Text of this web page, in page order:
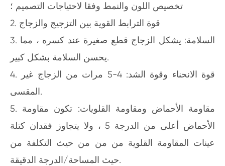
تخصيص اللون والنمط وفقا لاحتياجات التصميم ؛
2. قوة الترابط القوية بين التزجيج والزجاج
3. السلامة: يشكل الزجاج قطع صغيرة عند كسره ، مما
يحسن السلامة بشكل كبير.
4. قوة الانحناء وقوة الشد: 4-5 مرات من الزجاج غير
المقسى.
5. مقاومة الأحماض ومقاومة القلويات: تكون مقاومة
الأحماض أعلى من الدرجة 5 ، ولا يتجاوز فقدان كتلة
عينات المقاومة القلوية من من من حيث التكلفة من
حيث المساحة/الدرجة الدقيقة.